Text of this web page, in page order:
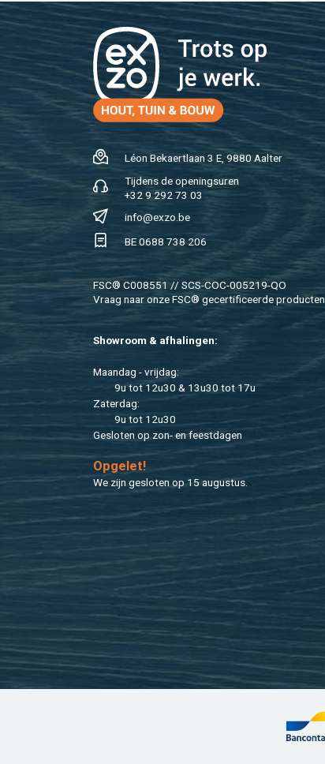
Léon Be­kaert­laan 3 E, 9880 Aal­ter
Tij­dens de ope­nings­uren
+32 9 292 73 03
info@​exzo.​be
BE 0688 738 206
FSC® C008551 // SCS-COC-005219-QO
Vraag naar onze FSC® ge­cer­ti­fi­ceer­de pro­duc­ten.
Show­room & af­ha­lin­gen:
Maan­dag - vrij­dag:
9u tot 12u30 & 13u30 tot 17u
Za­ter­dag:
9u tot 12u30
Ge­slo­ten op zon- en feest­da­gen
Op­ge­let!
We zijn ge­slo­ten op 15 au­gus­tus.